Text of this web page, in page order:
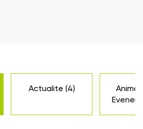
Actualite (4)